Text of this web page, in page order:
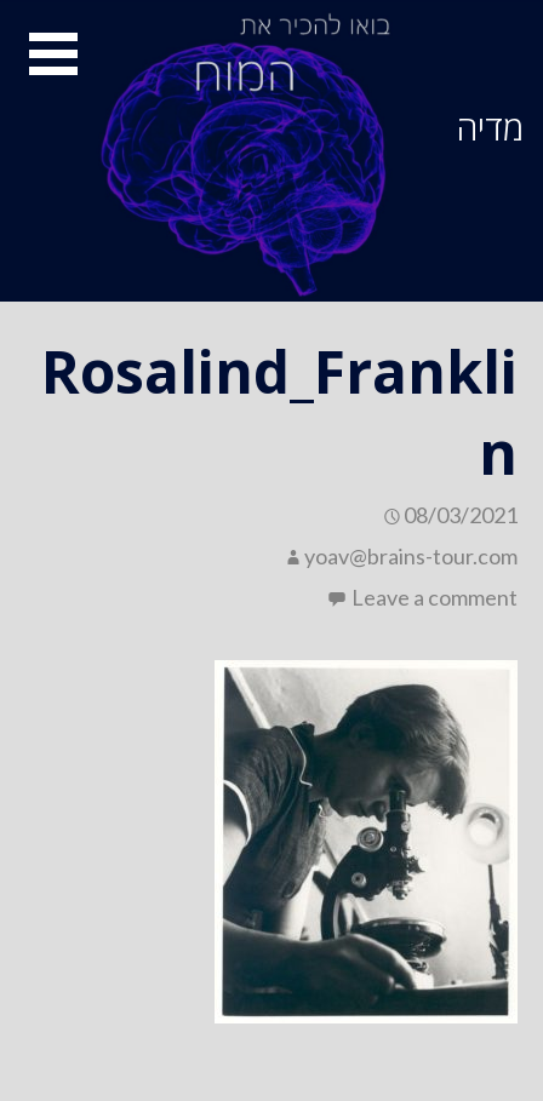
מדיה
Rosalind_Frankli
n
08/03/2021
yoav@brains-tour.com
Leave a comment